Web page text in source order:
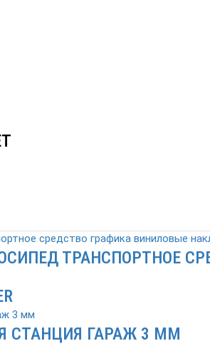
ТРАНСПОРТНОЕ
СТАНЦИЯ ГАРАЖ 3 ММ